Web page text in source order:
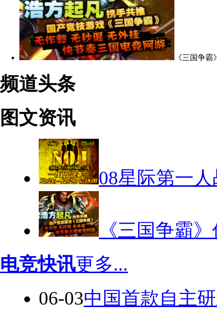
《三国争
频道头条
图文资讯
08星际第一
《三国争霸
电竞快讯更多...
06-03中国首款自主